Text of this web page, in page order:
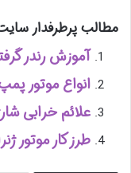
مطالب پرطرفدار
آموزش رندر
انواع موتور
علائم خرابی
طرز کار موتور